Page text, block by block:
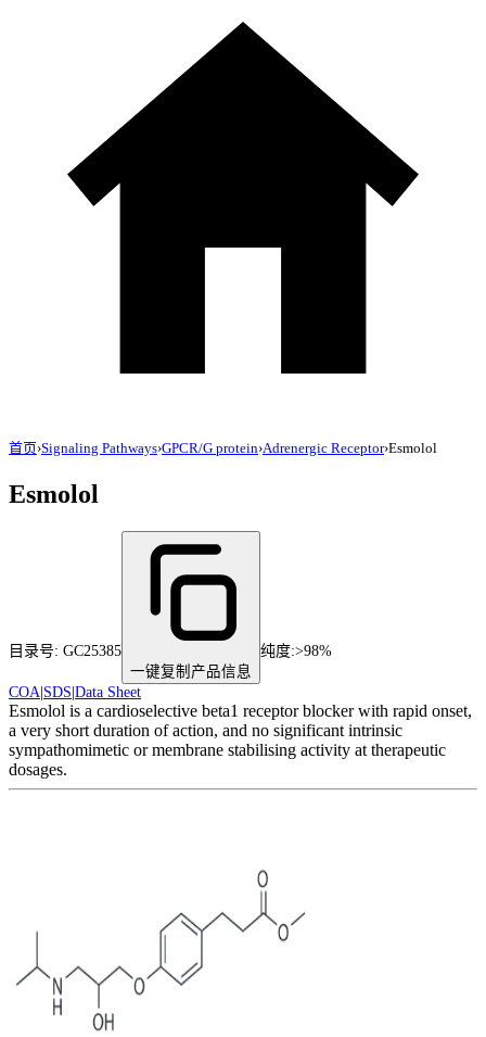
首页›Signaling Pathways›GPCR/G protein›Adrenergic Receptor›Esmolol
Esmolol
目录号: GC25385
一键复制产品信息
纯度:>98%
COA SDS Data Sheet
Esmolol is a cardioselective beta1 receptor blocker with rapid onset,
a very short duration of action, and no significant intrinsic
sympathomimetic or membrane stabilising activity at therapeutic
dosages.